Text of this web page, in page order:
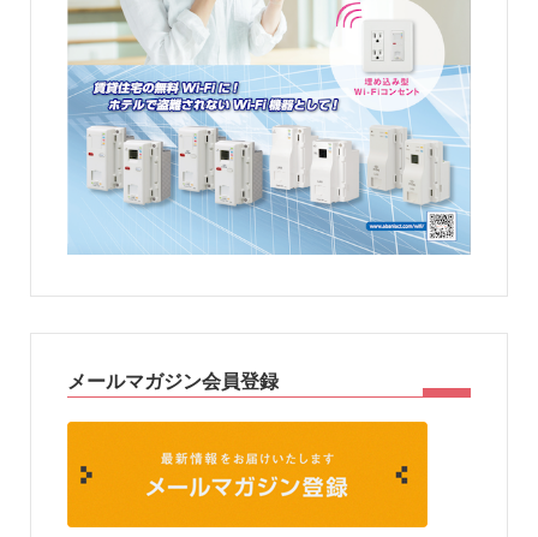
メールマガジン会員登録